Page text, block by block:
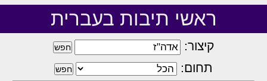
ראשי תיבות בעברית
קיצור:
תחום: